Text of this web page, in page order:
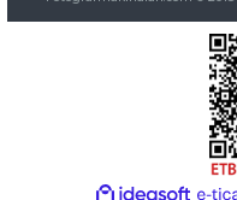
ideasoft